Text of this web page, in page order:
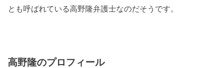
とも呼ばれている高野隆弁護士なのだそうです。
高野隆のプロフィール